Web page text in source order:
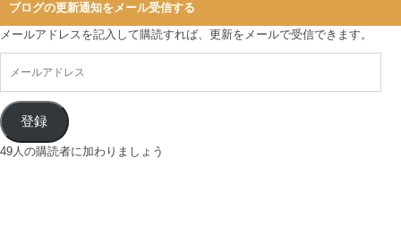
ブログの更新通知をメール受信する
メールアドレスを記入して購読すれば、更新をメールで受信できます。
登録
49人の購読者に加わりましょう